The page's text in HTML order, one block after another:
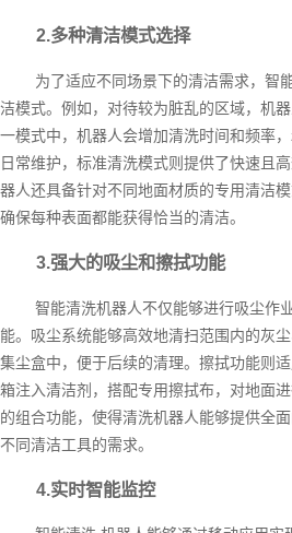
2.多种清洁模式选择
为了适应不同场景下的清洁需求，智
洁模式。例如，对待较为脏乱的区域，机
一模式中，机器人会增加清洗时间和频率
日常维护，标准清洗模式则提供了快速且
器人还具备针对不同地面材质的专用清洁
确保每种表面都能获得恰当的清洁。
3.强大的吸尘和擦拭功能
智能清洗机器人不仅能够进行吸尘作
能。吸尘系统能够高效地清扫范围内的灰
集尘盒中，便于后续的清理。擦拭功能则
箱注入清洁剂，搭配专用擦拭布，对地面
的组合功能，使得清洗机器人能够提供全
不同清洁工具的需求。
4.实时智能监控